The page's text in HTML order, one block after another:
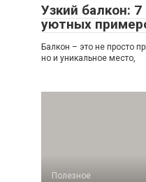
Узкий балкон:
уютных
Балкон – это не просто
но и уникальное место,
Полезное